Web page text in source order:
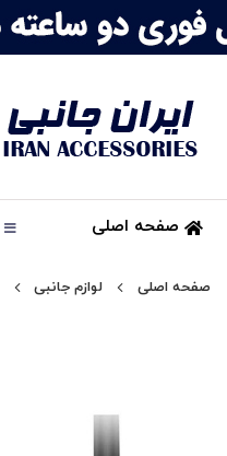
صفحه اصلی
صفحه اصلی لوازم جانبی